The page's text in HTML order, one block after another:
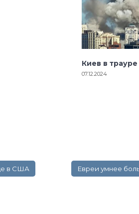
Киев в трауре
07.12.2024
в США Евреи умнее